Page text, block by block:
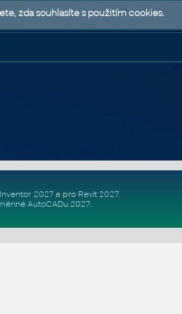
Inventor 2027a pro Revit 2027.
AutoCADu 2027.
zda souhlasíte s použitím cookies.